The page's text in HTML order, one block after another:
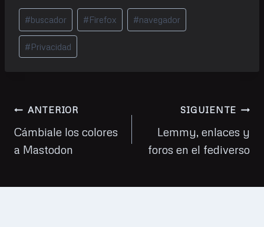
Etiquetas
de
la
#buscador #Firefox #navegador
#Privacidad
Navegación
de
entradas
ANTERIOR
Cámbiale los colores
a Mastodon
SIGUIENTE
Lemmy, enlaces y
foros en el fediverso